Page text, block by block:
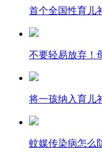
首个全国性育儿
不要轻易放弃！
将一孩纳入育儿
蚊媒传染病怎么